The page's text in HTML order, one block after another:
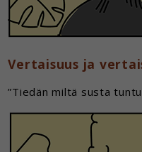
Vertaisuus ja
”Tiedän miltä susta